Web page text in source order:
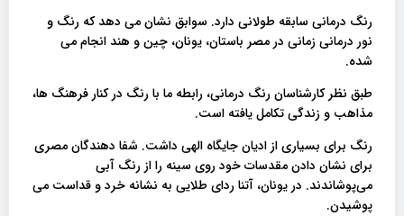
رنگ درمانی سابقه طولانی دارد. سوابق نشان می دهد که رنگ و
نور درمانی زمانی در مصر باستان، یونان، چین و هند انجام می
شده.
طبق نظر کارشناسان رنگ درمانی، رابطه ما با رنگ در کنار فرهنگ ها،
مذاهب و زندگی تکامل یافته است.
رنگ برای بسیاری از ادیان جایگاه الهی داشت. شفا دهندگان مصری
برای نشان دادن مقدسات خود روی سینه‌ را از رنگ آبی
می‌پوشاندند. در یونان، آتنا ردای طلایی به نشانه خرد و قداست می
پوشیدن.